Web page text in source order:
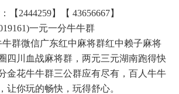
【2444259】【 43656667】
一元一分牛牛群
群微信广东红中麻将群红中赖子麻将
四川血战麻将群，两元三元湖南跑得快
金花牛牛群三公群应有尽有，百人牛牛
让你玩的畅快，玩得舒心。